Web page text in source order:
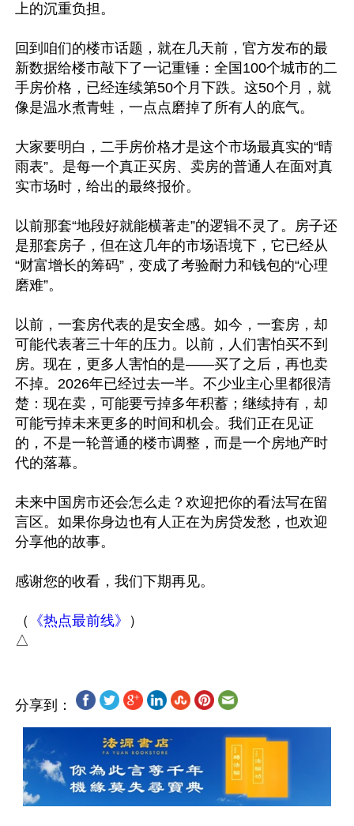
上的沉重负担。
回到咱们的楼市话题，就在几天前，官方发布的最
新数据给楼市敲下了一记重锤：全国100个城市的二
手房价格，已经连续第50个月下跌。这50个月，就
像是温水煮青蛙，一点点磨掉了所有人的底气。
大家要明白，二手房价格才是这个市场最真实的“晴
雨表”。是每一个真正买房、卖房的普通人在面对真
实市场时，给出的最终报价。
以前那套“地段好就能横著走”的逻辑不灵了。房子还
是那套房子，但在这几年的市场语境下，它已经从
“财富增长的筹码”，变成了考验耐力和钱包的“心理
磨难”。
以前，一套房代表的是安全感。如今，一套房，却
可能代表著三十年的压力。以前，人们害怕买不到
房。现在，更多人害怕的是——买了之后，再也卖
不掉。2026年已经过去一半。不少业主心里都很清
楚：现在卖，可能要亏掉多年积蓄；继续持有，却
可能亏掉未来更多的时间和机会。我们正在见证
的，不是一轮普通的楼市调整，而是一个房地产时
代的落幕。
未来中国房市还会怎么走？欢迎把你的看法写在留
言区。如果你身边也有人正在为房贷发愁，也欢迎
分享他的故事。
感谢您的收看，我们下期再见。
（ 《热点最前线》
）
分享到：